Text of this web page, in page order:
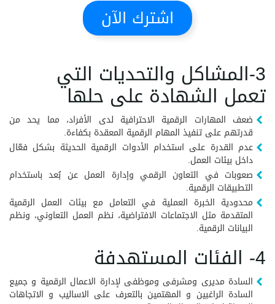
اشترك الآن
3-المشاكل والتحديات التي
تعمل الشهادة على حلها
ضعف المهارات الرقمية الاحترافية لدى الأفراد، مما يحد من
قدرتهم على تنفيذ المهام الرقمية المعقدة بكفاءة.
عدم القدرة على استخدام الأدوات الرقمية الحديثة بشكل فعّال
داخل بيئات العمل.
صعوبات في التعاون الرقمي وإدارة العمل عن بُعد باستخدام
التطبيقات الرقمية.
محدودية الخبرة العملية في التعامل مع بيئات العمل الرقمية
المتقدمة مثل الاجتماعات الافتراضية، نظم العمل التعاوني، ونظم
البيانات الرقمية.
4- الفئات المستهدفة
السادة مديرى ومشرفى وموظفى لإدارة الاعمال الرقمية و جميع
السادة الراغبين و المهتمين بالتعرف على الاساليب و الاتجاهات